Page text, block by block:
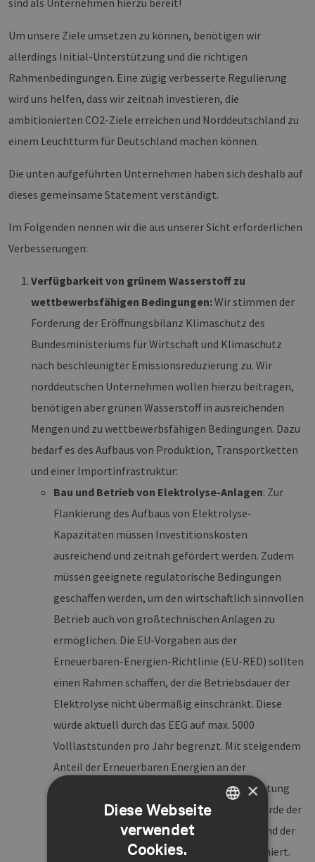
sind als Unternehmen hierzu bereit!
Um unsere Ziele umsetzen zu können, benötigen wir
allerdings Initial-Unterstützung und die richtigen
Rahmenbedingungen. Eine zügig verbesserte Regulierung
wird uns helfen, dass wir zeitnah investieren, die
ambitionierten CO2-Ziele erreichen und Norddeutschland zu
einem Leuchtturm für Deutschland machen können.
Die unten aufgeführten Unternehmen haben sich deshalb auf
dieses gemeinsame Statement verständigt.
Im Folgenden nennen wir die aus unserer Sicht erforderlichen
Verbesserungen:
Verfügbarkeit von grünem Wasserstoff zu
wettbewerbsfähigen Bedingungen:Wir stimmen der
Forderung der Eröffnungsbilanz Klimaschutz des
Bundesministeriums für Wirtschaft und Klimaschutz
nach beschleunigter Emissionsreduzierung zu. Wir
norddeutschen Unternehmen wollen hierzu beitragen,
benötigen aber grünen Wasserstoff in ausreichenden
Mengen und zu wettbewerbsfähigen Bedingungen. Dazu
bedarf es des Aufbaus von Produktion, Transportketten
und einer Importinfrastruktur:
Bau und Betrieb von Elektrolyse-Anlagen: Zur
Flankierung des Aufbaus von Elektrolyse-
Kapazitäten müssen Investitionskosten
ausreichend und zeitnah gefördert werden. Zudem
müssen geeignete regulatorische Bedingungen
geschaffen werden, um den wirtschaftlich sinnvollen
Betrieb auch von großtechnischen Anlagen zu
ermöglichen. Die EU-Vorgaben aus der
Erneuerbaren-Energien-Richtlinie (EU-RED) sollten
einen Rahmen schaffen, der die Betriebsdauer der
Elektrolyse nicht übermäßig einschränkt. Diese
würde aktuell durch das EEG auf max. 5000
Volllaststunden pro Jahr begrenzt. Mit steigendem
Anteil der Erneuerbaren Energien an der
Stromversorgung sollte die zulässige Auslastung
zudem weiter gesteigert werden. Dadurch würde der
Capex-Anteil am Wasserstoffpreis gesenkt und der
Bedarf an teuren Speicherkapazitäten minimiert.
×
Diese Webseite
verwendet
Cookies.